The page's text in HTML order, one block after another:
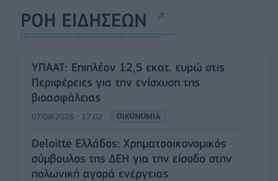
ΡΟΗ ΕΙΔΗΣΕΩΝ
ΥΠΑΑΤ: Επιπλέον 12,5 εκατ. ευρώ στις
Περιφέρειες για την ενίσχυση της
βιοασφάλειας
07/08/2026 - 17:02 ΟΙΚΟΝΟΜΙΑ
Deloitte Ελλάδος: Χρηματοοικονομικός
σύμβουλος της ΔΕΗ για την είσοδο στην
πολωνική αγορά ενέργειας